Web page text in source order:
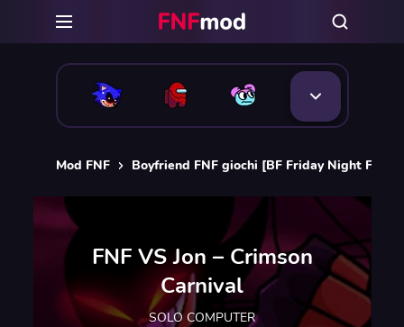
Mod FNF Boyfriend FNF giochi [BF Friday Night
FNF VS Jon – Crimson
Carnival
SOLO COMPUTER